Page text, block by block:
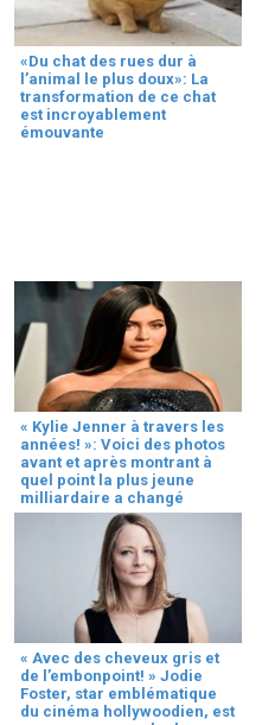
«Du chat des rues dur à
l’animal le plus doux»: La
transformation de ce chat
est incroyablement
émouvante
« Kylie Jenner à travers les
années! »: Voici des photos
avant et après montrant à
quel point la plus jeune
milliardaire a changé
« Avec des cheveux gris et
de l’embonpoint! » Jodie
Foster, star emblématique
du cinéma hollywoodien, est